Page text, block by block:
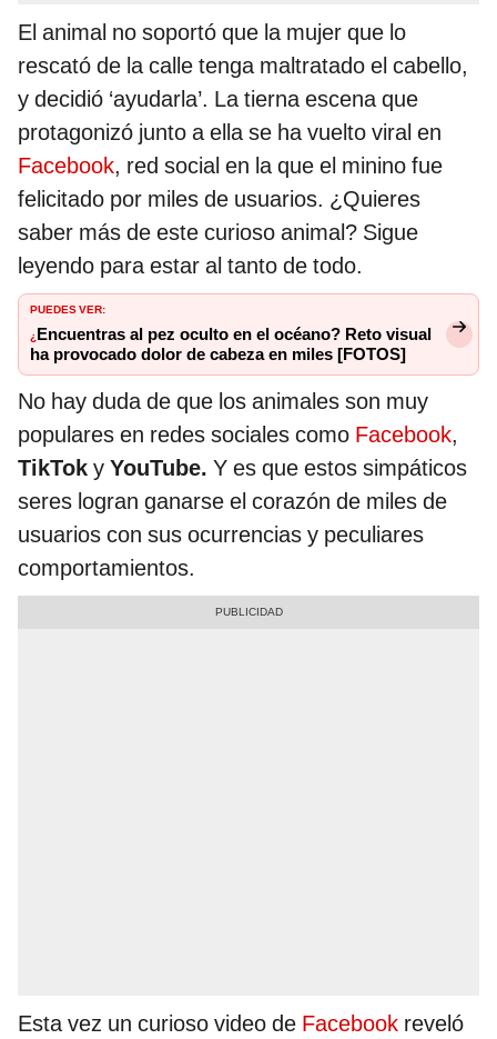
El animal no soportó que la mujer que lo
rescató de la calle tenga maltratado el cabello,
y decidió ‘ayudarla’. La tierna escena que
protagonizó junto a ella se ha vuelto viral en
Facebook, red social en la que el minino fue
felicitado por miles de usuarios. ¿Quieres
saber más de este curioso animal? Sigue
leyendo para estar al tanto de todo.
PUEDES VER:
¿Encuentras al pez oculto en el océano? Reto visual
ha provocado dolor de cabeza en miles [FOTOS]
No hay duda de que los animales son muy
populares en redes sociales como Facebook,
TikTok y YouTube. Y es que estos simpáticos
seres logran ganarse el corazón de miles de
usuarios con sus ocurrencias y peculiares
comportamientos.
Esta vez un curioso video de Facebook reveló